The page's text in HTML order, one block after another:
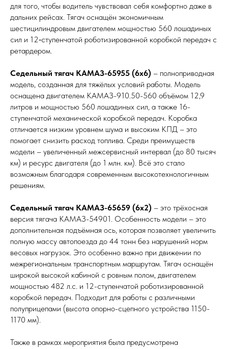
для того, чтобы водитель чувствовал себя комфортно даже в
дальних рейсах. Тягач оснащён экономичным
шестицилиндровым двигателем мощностью 560 лошадиных
сил и 12‑ступенчатой роботизированной коробкой передач с
ретардером.
Седельный тягач КАМАЗ-65955 (6х6) – полноприводная
модель, созданная для тяжёлых условий работы. Модель
оснащена двигателем КАМАЗ-910.50-560 объёмом 12,9
литров и мощностью 560 лошадиных сил, а также 16-
ступенчатой механической коробкой передач. Коробка
отличается низким уровнем шума и высоким КПД – это
помогает снизить расход топлива. Среди преимуществ
модели – увеличенный межсервисный интервал (до 80 тысяч
км) и ресурс двигателя (до 1 млн. км). Всё это стало
возможным благодаря современным высокотехнологичным
решениям.
Седельный тягач КАМАЗ-65659 (6х2) – это трёхосная
версия тягача КАМАЗ-54901. Особенность модели – это
дополнительная подъёмная ось, которая позволяет увеличить
полную массу автопоезда до 44 тонн без нарушений норм
весовых нагрузок. Это особенно важно при движении по
межрегиональным транспортным маршрутам. Тягач оснащён
широкой высокой кабиной с ровным полом, двигателем
мощностью 482 л.с. и 12-ступенчатой роботизированной
коробкой передач. Подходит для работы с различными
полуприцепами (высота опорно-сцепного устройства 1150-
1170 мм).
Также в рамках мероприятия была предусмотрена